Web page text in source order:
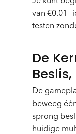
van
testen
De
De
beweeg
sprong
huidige